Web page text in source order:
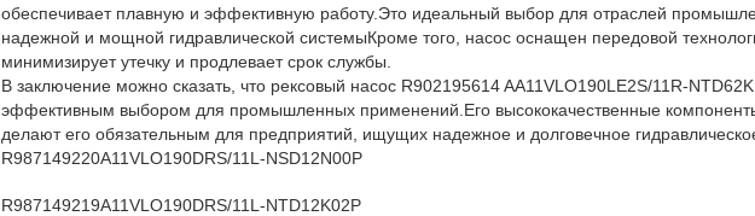
обеспечивает плавную и эффективную работу.Это идеальный выбор для отраслей
надежной и мощной гидравлической системыКроме того, насос оснащен передовой
минимизирует утечку и продлевает срок службы.
В заключение можно сказать, что рексовый насос R902195614 AA11VLO190LE2S/11R-
эффективным выбором для промышленных применений.Его высококачественные
делают его обязательным для предприятий, ищущих надежное и долговечное
R987149220A11VLO190DRS/11L-NSD12N00P
R987149219A11VLO190DRS/11L-NTD12K02P